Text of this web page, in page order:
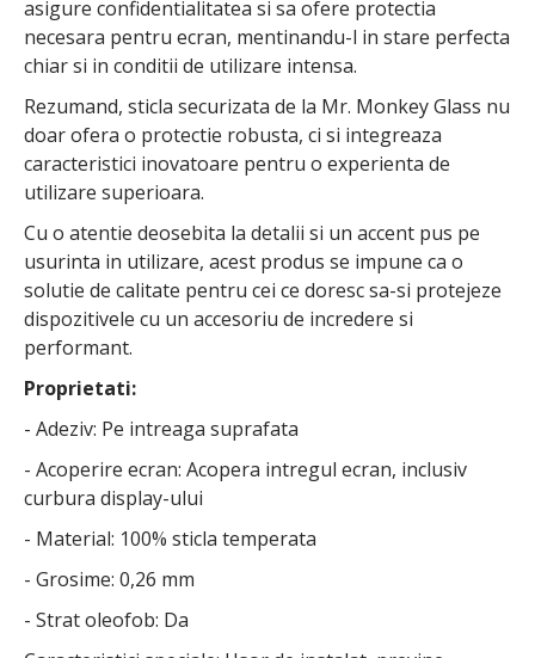
asigure confidentialitatea si sa ofere protectia
necesara pentru ecran, mentinandu-l in stare perfecta
chiar si in conditii de utilizare intensa.
Rezumand, sticla securizata de la Mr. Monkey Glass nu
doar ofera o protectie robusta, ci si integreaza
caracteristici inovatoare pentru o experienta de
utilizare superioara.
Cu o atentie deosebita la detalii si un accent pus pe
usurinta in utilizare, acest produs se impune ca o
solutie de calitate pentru cei ce doresc sa-si protejeze
dispozitivele cu un accesoriu de incredere si
performant.
Proprietati:
- Adeziv: Pe intreaga suprafata
- Acoperire ecran: Acopera intregul ecran, inclusiv
curbura display-ului
- Material: 100% sticla temperata
- Grosime: 0,26 mm
- Strat oleofob: Da